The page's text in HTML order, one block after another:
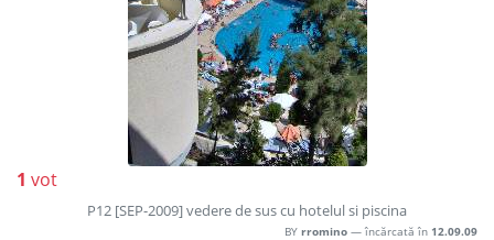
1 vot
P12 [SEP-2009] vedere de sus cu hotelul si piscina
BY rromino — încărcată în 12.09.09